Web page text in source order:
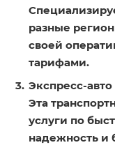
разные
своей
тарифами.
Экспресс-авто
Эта
услуги по
надежность и